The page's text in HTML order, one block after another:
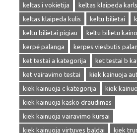
keltas i vokietija
keltas klaipeda
keltas klaipeda kulis
keltu bilietai
keltu bilietai pigiau
keltu bilietu
kerpė palanga
kerpes viesbutis
ket testai a kategorija
ket testai b
ket vairavimo testai
kiek kainuoja
kiek kainuoja c kategorija
kiek
kiek kainuoja kasko draudimas
kiek kainuoja vairavimo kursai
kiek kainuoja virtuves baldai
kiek